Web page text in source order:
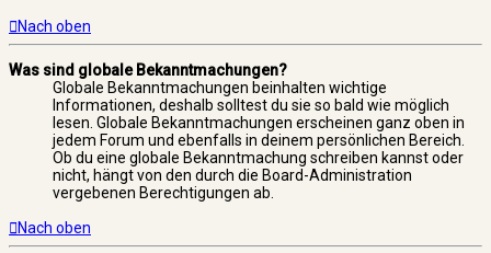
Nach oben
Was sind globale Bekanntmachungen?
Globale Bekanntmachungen beinhalten wichtige
Informationen, deshalb solltest du sie so bald wie möglich
lesen. Globale Bekanntmachungen erscheinen ganz oben in
jedem Forum und ebenfalls in deinem persönlichen Bereich.
Ob du eine globale Bekanntmachung schreiben kannst oder
nicht, hängt von den durch die Board-Administration
vergebenen Berechtigungen ab.
Nach oben